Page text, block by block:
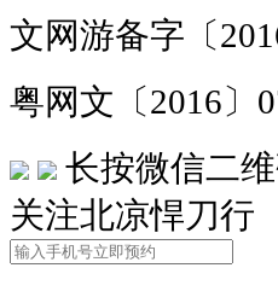
文网游备字〔
粤网文〔2016〕
长按微信二
关注北凉悍刀行